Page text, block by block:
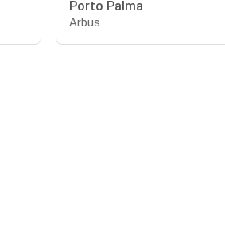
Porto Palma
Arbus